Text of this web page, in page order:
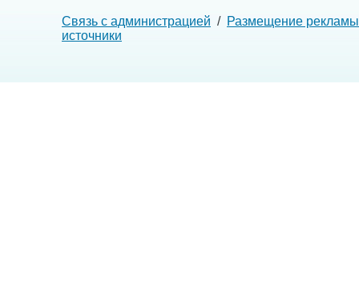
Связь с администрацией / Размещение рекламы
источники